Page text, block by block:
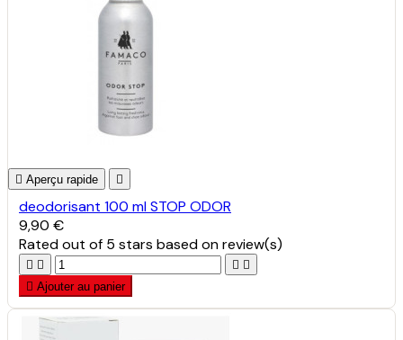
 Aperçu rapide 
deodorisant 100 ml STOP ODOR
9,90 €
Ratedout of 5 stars based onreview(s)
   
 Ajouter au panier